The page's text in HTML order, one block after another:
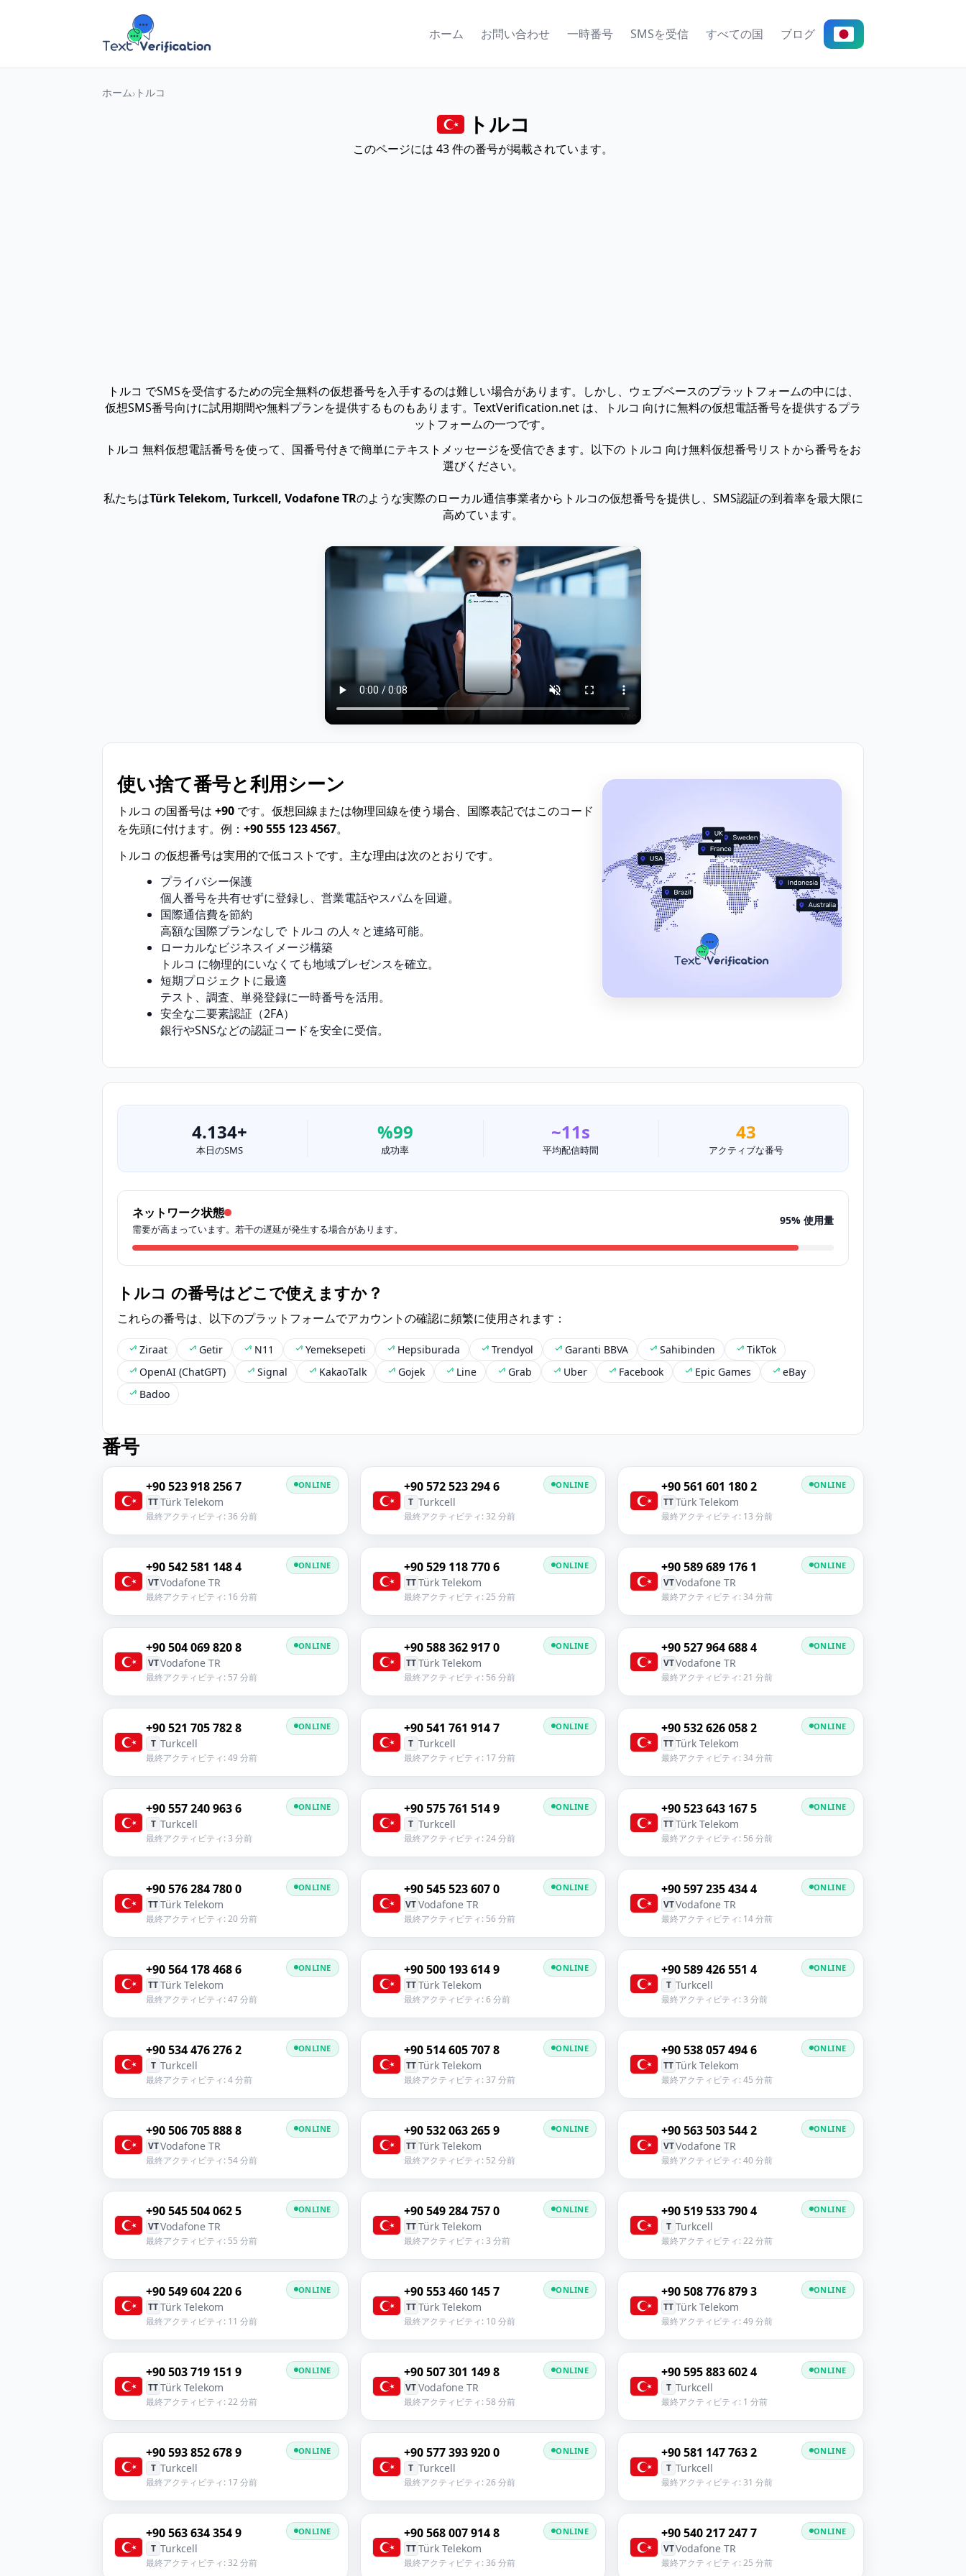
ホーム お問い合わせ 一時番号 SMSを受信 すべての国 ブログ
ホーム トルコ
トルコ
このページには 43 件の番号が掲載されています。
トルコ でSMSを受信するための完全無料の仮想番号を入手するのは難しい場合があります。しかし、ウェブベースのプラットフォームの中には、
仮想SMS番号向けに試用期間や無料プランを提供するものもあります。TextVerification.net は、トルコ 向けに無料の仮想電話番号を提供するプラ
ットフォームの一つです。
トルコ 無料仮想電話番号を使って、国番号付きで簡単にテキストメッセージを受信できます。以下の トルコ 向け無料仮想番号リストから番号をお
選びください。
私たちはTürk Telekom, Turkcell, Vodafone TRのような実際のローカル通信事業者からトルコの仮想番号を提供し、SMS認証の到着率を最大限に
高めています。
使い捨て番号と利用シーン
トルコ の国番号は +90 です。仮想回線または物理回線を使う場合、国際表記ではこのコード
を先頭に付けます。例： +90 555 123 4567。
トルコ の仮想番号は実用的で低コストです。主な理由は次のとおりです。
プライバシー保護
個人番号を共有せずに登録し、営業電話やスパムを回避。
国際通信費を節約
高額な国際プランなしで トルコ の人々と連絡可能。
ローカルなビジネスイメージ構築
トルコ に物理的にいなくても地域プレゼンスを確立。
短期プロジェクトに最適
テスト、調査、単発登録に一時番号を活用。
安全な二要素認証（2FA）
銀行やSNSなどの認証コードを安全に受信。
4.134+
本日のSMS
%99
成功率
~11s
平均配信時間
43
アクティブな番号
ネットワーク状態
需要が高まっています。若干の遅延が発生する場合があります。
95% 使用量
トルコ の番号はどこで使えますか？
これらの番号は、以下のプラットフォームでアカウントの確認に頻繁に使用されます：
Ziraat Getir N11 Yemeksepeti Hepsiburada Trendyol Garanti BBVA Sahibinden
TikTok
OpenAI (ChatGPT)
Signal KakaoTalk Gojek Line Grab Uber Facebook Epic Games
eBay
Badoo
番号
+90 523 918 256 7
TTTürk Telekom
最終アクティビティ: 36 分前
ONLINE +90 572 523 294 6
T Turkcell
最終アクティビティ: 32 分前
ONLINE +90 561 601 180 2
TTTürk Telekom
最終アクティビティ: 13 分前
ONLINE
+90 542 581 148 4
VTVodafone TR
最終アクティビティ: 16 分前
ONLINE +90 529 118 770 6
TTTürk Telekom
最終アクティビティ: 25 分前
ONLINE +90 589 689 176 1
VTVodafone TR
最終アクティビティ: 34 分前
ONLINE
+90 504 069 820 8
VTVodafone TR
最終アクティビティ: 57 分前
ONLINE +90 588 362 917 0
TTTürk Telekom
最終アクティビティ: 56 分前
ONLINE +90 527 964 688 4
VTVodafone TR
最終アクティビティ: 21 分前
ONLINE
+90 521 705 782 8
T Turkcell
最終アクティビティ: 49 分前
ONLINE +90 541 761 914 7
T Turkcell
最終アクティビティ: 17 分前
ONLINE +90 532 626 058 2
TTTürk Telekom
最終アクティビティ: 34 分前
ONLINE
+90 557 240 963 6
T Turkcell
最終アクティビティ: 3 分前
ONLINE +90 575 761 514 9
T Turkcell
最終アクティビティ: 24 分前
ONLINE +90 523 643 167 5
TTTürk Telekom
最終アクティビティ: 56 分前
ONLINE
+90 576 284 780 0
TTTürk Telekom
最終アクティビティ: 20 分前
ONLINE +90 545 523 607 0
VTVodafone TR
最終アクティビティ: 56 分前
ONLINE +90 597 235 434 4
VTVodafone TR
最終アクティビティ: 14 分前
ONLINE
+90 564 178 468 6
TTTürk Telekom
最終アクティビティ: 47 分前
ONLINE +90 500 193 614 9
TTTürk Telekom
最終アクティビティ: 6 分前
ONLINE +90 589 426 551 4
T Turkcell
最終アクティビティ: 3 分前
ONLINE
+90 534 476 276 2
T Turkcell
最終アクティビティ: 4 分前
ONLINE +90 514 605 707 8
TTTürk Telekom
最終アクティビティ: 37 分前
ONLINE +90 538 057 494 6
TTTürk Telekom
最終アクティビティ: 45 分前
ONLINE
+90 506 705 888 8
VTVodafone TR
最終アクティビティ: 54 分前
ONLINE +90 532 063 265 9
TTTürk Telekom
最終アクティビティ: 52 分前
ONLINE +90 563 503 544 2
VTVodafone TR
最終アクティビティ: 40 分前
ONLINE
+90 545 504 062 5
VTVodafone TR
最終アクティビティ: 55 分前
ONLINE +90 549 284 757 0
TTTürk Telekom
最終アクティビティ: 3 分前
ONLINE +90 519 533 790 4
T Turkcell
最終アクティビティ: 22 分前
ONLINE
+90 549 604 220 6
TTTürk Telekom
最終アクティビティ: 11 分前
ONLINE +90 553 460 145 7
TTTürk Telekom
最終アクティビティ: 10 分前
ONLINE +90 508 776 879 3
TTTürk Telekom
最終アクティビティ: 49 分前
ONLINE
+90 503 719 151 9
TTTürk Telekom
最終アクティビティ: 22 分前
ONLINE +90 507 301 149 8
VTVodafone TR
最終アクティビティ: 58 分前
ONLINE +90 595 883 602 4
T Turkcell
最終アクティビティ: 1 分前
ONLINE
+90 593 852 678 9
T Turkcell
最終アクティビティ: 17 分前
ONLINE +90 577 393 920 0
T Turkcell
最終アクティビティ: 26 分前
ONLINE +90 581 147 763 2
T Turkcell
最終アクティビティ: 31 分前
ONLINE
+90 563 634 354 9
T Turkcell
最終アクティビティ: 32 分前
ONLINE +90 568 007 914 8
TTTürk Telekom
最終アクティビティ: 36 分前
ONLINE +90 540 217 247 7
VTVodafone TR
最終アクティビティ: 25 分前
ONLINE